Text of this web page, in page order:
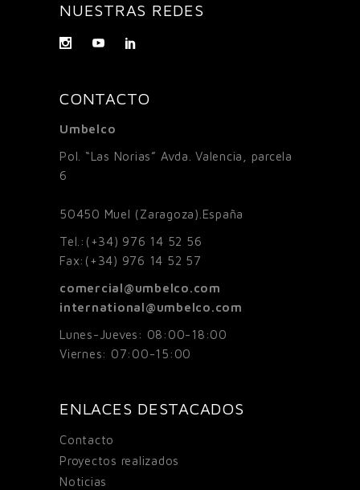
NUESTRAS REDES
CONTACTO
Umbelco
Pol. “Las Norias” Avda. Valencia, parcela
6
50450 Muel (Zaragoza).España
Tel.: (+34) 976 14 52 56
Fax: (+34) 976 14 52 57
comercial@umbelco.com
international@umbelco.com
Lunes-Jueves: 08:00-18:00
Viernes: 07:00-15:00
ENLACES DESTACADOS
Contacto
Proyectos realizados
Noticias